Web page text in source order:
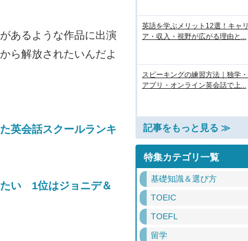
あるような作品に出演
ら解放されたいんだよ
英会話スクールランキ
たい 1位はジョニデ＆
英語を学ぶメリット12選！キャリ
ア・収入・視野が広がる理由と...
スピーキングの練習方法｜独学・
アプリ・オンライン英会話で上...
記事をもっと見る ≫
特集カテゴリ一覧
基礎知識＆選び方
TOEIC
TOEFL
留学